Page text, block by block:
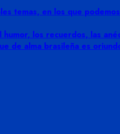
temas, en los que
los recuerdos, las
de alma brasileña es